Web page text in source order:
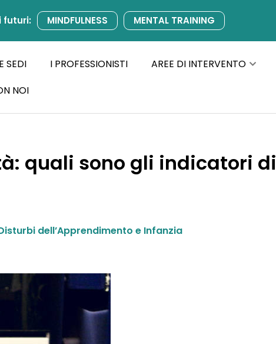
futuri: MINDFULNESS MENTAL TRAINING
SEDI I PROFESSIONISTI AREE DI INTERVENTO
NOI
quali sono gli indicatori di
dell’Apprendimento e Infanzia